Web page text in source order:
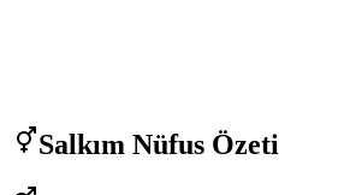
Salkım Nüfus Özeti